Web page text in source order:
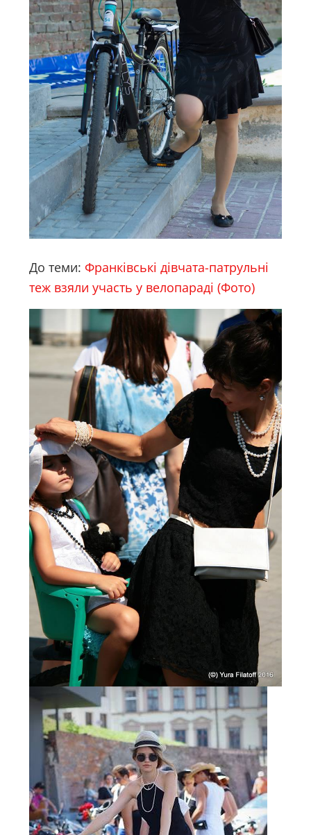
До теми: Франківські дівчата-патрульні
теж взяли участь у велопараді (Фото)